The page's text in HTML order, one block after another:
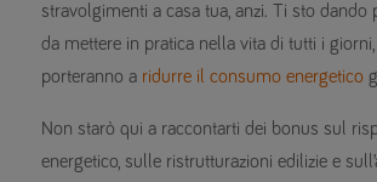
stravolgimenti a casa tua, anzi. Ti sto dando
da mettere in pratica nella vita di tutti i
porteranno a ridurre il consumo energetico
Non starò qui a raccontarti dei bonus sul
energetico, sulle ristrutturazioni edilizie e